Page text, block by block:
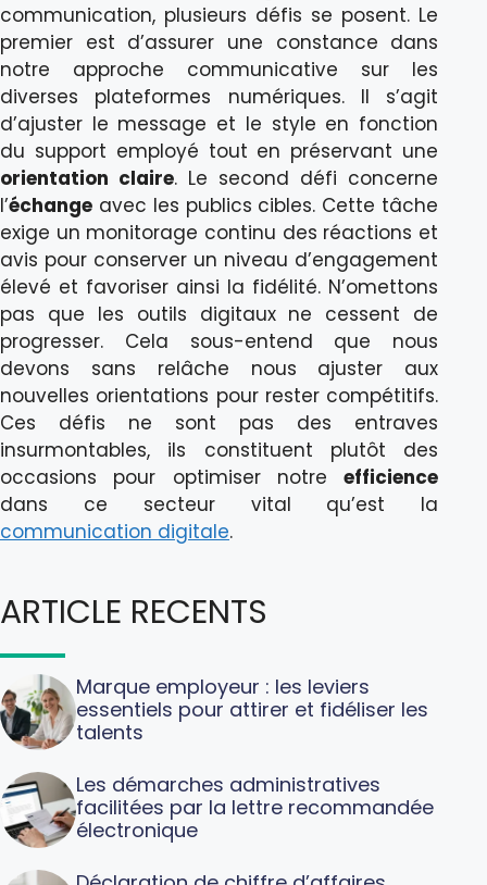
communication, plusieurs défis se posent. Le
premier est d’assurer une constance dans
notre approche communicative sur les
diverses plateformes numériques. Il s’agit
d’ajuster le message et le style en fonction
du support employé tout en préservant une
orientation claire. Le second défi concerne
l’échange avec les publics cibles. Cette tâche
exige un monitorage continu des réactions et
avis pour conserver un niveau d’engagement
élevé et favoriser ainsi la fidélité. N’omettons
pas que les outils digitaux ne cessent de
progresser. Cela sous-entend que nous
devons sans relâche nous ajuster aux
nouvelles orientations pour rester compétitifs.
Ces défis ne sont pas des entraves
insurmontables, ils constituent plutôt des
occasions pour optimiser notreefficience
dans ce secteur vital qu’est la
communication digitale.
ARTICLE RECENTS
Marque employeur : les leviers
essentiels pour attirer et fidéliser les
talents
Les démarches administratives
facilitées par la lettre recommandée
électronique